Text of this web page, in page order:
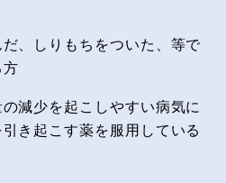
、しりもちをついた、等で
方
減少を起こしやすい病気に
引き起こす薬を服用している